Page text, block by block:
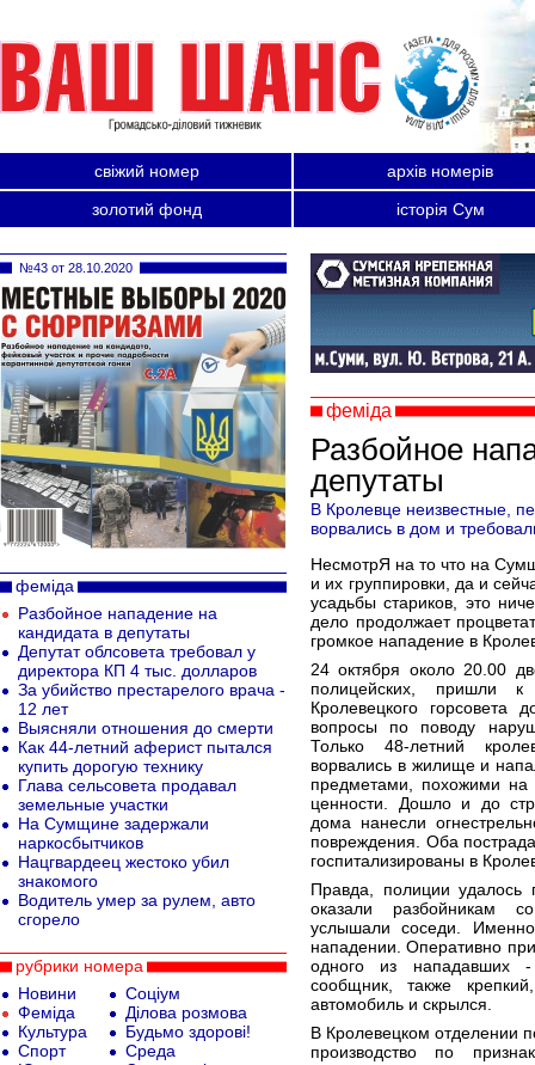
свіжий номер
архів номерів
золотий фонд
історія Сум
феміда
Разбойное
депутаты
В Кролевце неизвестные,
ворвались в дом и
НесмотрЯ на то что на
и их группировки, да и
усадьбы стариков, это
дело продолжает
громкое нападение в
24 октября около 20.00
полицейских, пришли
Кролевецкого
вопросы по поводу
Только 48-летний
ворвались в жилище и
предметами, похожими на
ценности. Дошло и до
дома нанесли
повреждения. Оба
госпитализированы в
Правда, полиции удалось
оказали разбойникам
услышали соседи.
нападении. Оперативно
одного из нападавших -
сообщник, также
автомобиль и скрылся.
В Кролевецком отделении
производство по
№43 от 28.10.2020
феміда
Разбойное нападение на
кандидата в депутаты
Депутат облсовета требовал у
директора КП 4 тыс. долларов
За убийство престарелого врача -
12 лет
Выясняли отношения до смерти
Как 44-летний аферист пытался
купить дорогую технику
Глава сельсовета продавал
земельные участки
На Сумщине задержали
наркосбытчиков
Нацгвардеец жестоко убил
знакомого
Водитель умер за рулем, авто
сгорело
рубрики номера
Новини
Феміда
Культура
Спорт
Соціум
Ділова розмова
Будьмо здорові!
Среда